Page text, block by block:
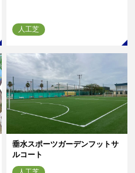
人工芝
垂水スポーツガーデンフットサ
ルコート